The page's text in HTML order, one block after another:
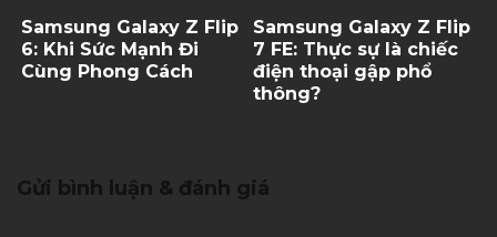
Samsung Galaxy Z Flip
6: Khi Sức Mạnh Đi
Cùng Phong Cách
Samsung Galaxy Z Flip
7 FE: Thực sự là chiếc
điện thoại gập phổ
thông?
Gửi bình luận & đánh giá